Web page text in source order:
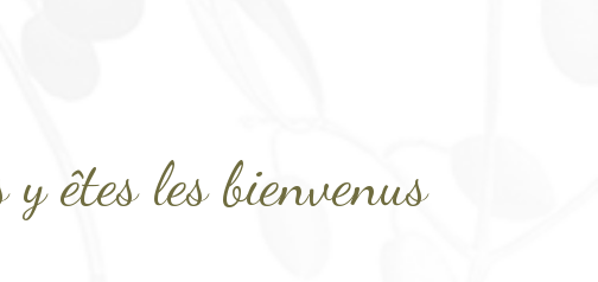
y êtes les bienvenus